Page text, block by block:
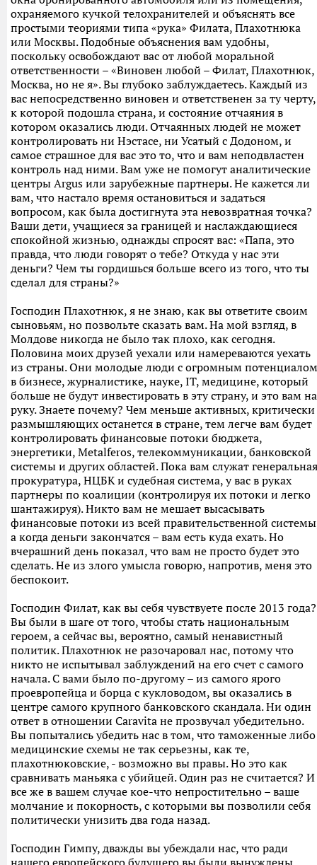
охраняемого кучкой телохранителей и объяснять все
простыми теориями типа «рука» Филата, Плахотнюка
или Москвы. Подобные объяснения вам удобны,
поскольку освобождают вас от любой моральной
ответственности – «Виновен любой – Филат, Плахотнюк,
Москва, но не я». Вы глубоко заблуждаетесь. Каждый из
вас непосредственно виновен и ответственен за ту черту,
к которой подошла страна, и состояние отчаяния в
котором оказались люди. Отчаянных людей не может
контролировать ни Нэстасе, ни Усатый с Додоном, и
самое страшное для вас это то, что и вам неподвластен
контроль над ними. Вам уже не помогут аналитические
центры Argus или зарубежные партнеры. Не кажется ли
вам, что настало время остановиться и задаться
вопросом, как была достигнута эта невозвратная точка?
Ваши дети, учащиеся за границей и наслаждающиеся
спокойной жизнью, однажды спросят вас: «Папа, это
правда, что люди говорят о тебе? Откуда у нас эти
деньги? Чем ты гордишься больше всего из того, что ты
сделал для страны?»
Господин Плахотнюк, я не знаю, как вы ответите своим
сыновьям, но позвольте сказать вам. На мой взгляд, в
Молдове никогда не было так плохо, как сегодня.
Половина моих друзей уехали или намереваются уехать
из страны. Они молодые люди с огромным потенциалом
в бизнесе, журналистике, науке, IT, медицине, который
больше не будут инвестировать в эту страну, и это вам на
руку. Знаете почему? Чем меньше активных, критически
размышляющих останется в стране, тем легче вам будет
контролировать финансовые потоки бюджета,
энергетики, Metalferos, телекоммуникации, банковской
системы и других областей. Пока вам служат генеральная
прокуратура, НЦБК и судебная система, у вас в руках
партнеры по коалиции (контролируя их потоки и легко
шантажируя). Никто вам не мешает высасывать
финансовые потоки из всей правительственной
а когда деньги закончатся – вам есть куда ехать. Но
вчерашний день показал, что вам не просто будет это
сделать. Не из злого умысла говорю, напротив, меня это
беспокоит.
Господин Филат, как вы себя чувствуете после 2013 года?
Вы были в шаге от того, чтобы стать национальным
героем, а сейчас вы, вероятно, самый ненавистный
политик. Плахотнюк не разочаровал нас, потому что
никто не испытывал заблуждений на его счет с самого
начала. С вами было по-другому – из самого ярого
проевропейца и борца с кукловодом, вы оказались в
центре самого крупного банковского скандала. Ни один
ответ в отношении Caravita не прозвучал убедительно.
Вы попытались убедить нас в том, что таможенные либо
медицинские схемы не так серьезны, как те,
плахотнюковские, - возможно вы правы. Но это как
сравнивать маньяка с убийцей. Один раз не считается? И
все же в вашем случае кое-что непростительно – ваше
молчание и покорность, с которыми вы позволили себя
политически унизить два года назад.
Господин Гимпу, дважды вы убеждали нас, что ради
нашего европейского будущего вы были вынуждены